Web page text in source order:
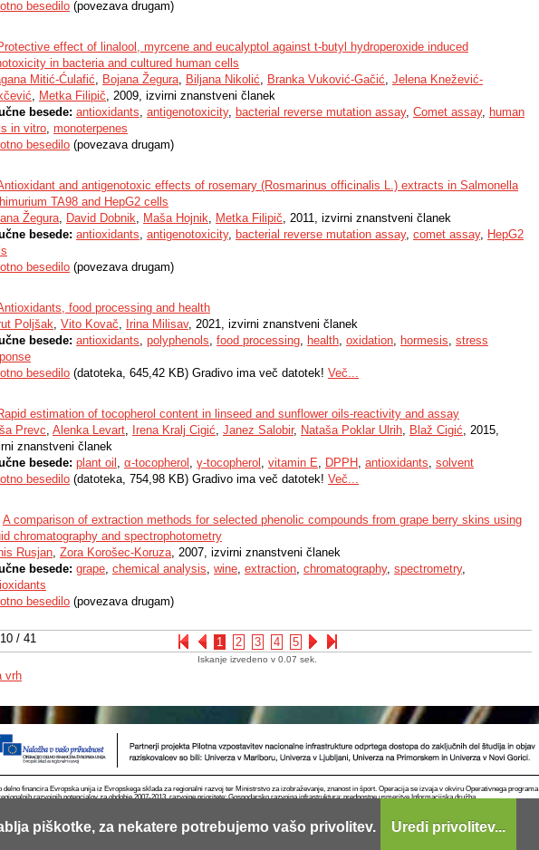
piškotke, za nekatere potrebujemo vašo privolitev. Uredi privolitev...
/ 41 1 2 3 4 5
besedilo (povezava drugam)
effect of linalool, myrcene and eucalyptol against t-butyl hydroperoxide induced
in bacteria and cultured human cells
Mitić-Ćulafić, Bojana Žegura, Biljana Nikolić, Branka Vuković-Gačić, Jelena Knežević-
, Metka Filipič, 2009, izvirni znanstveni članek
besede: antioxidants, antigenotoxicity, bacterial reverse mutation assay, Comet assay, human
in vitro, monoterpenes
besedilo (povezava drugam)
and antigenotoxic effects of rosemary (Rosmarinus officinalis L.) extracts in Salmonella
TA98 and HepG2 cells
Žegura, David Dobnik, Maša Hojnik, Metka Filipič, 2011, izvirni znanstveni članek
besede: antioxidants, antigenotoxicity, bacterial reverse mutation assay, comet assay, HepG2
besedilo (povezava drugam)
food processing and health
Poljšak, Vito Kovač, Irina Milisav, 2021, izvirni znanstveni članek
besede: antioxidants, polyphenols, food processing, health, oxidation, hormesis, stress
besedilo (datoteka, 645,42 KB) Gradivo ima več datotek! Več...
estimation of tocopherol content in linseed and sunflower oils-reactivity and assay
Prevc, Alenka Levart, Irena Kralj Cigić, Janez Salobir, Nataša Poklar Ulrih, Blaž Cigić, 2015,
znanstveni članek
besede: plant oil , α-tocopherol , γ-tocopherol , vitamin E, DPPH , antioxidants, solvent
besedilo (datoteka, 754,98 KB) Gradivo ima več datotek! Več...
A comparison of extraction methods for selected phenolic compounds from grape berry skins using
chromatography and spectrophotometry
Rusjan, Zora Korošec-Koruza, 2007, izvirni znanstveni članek
besede: grape, chemical analysis, wine, extraction, chromatography, spectrometry,
besedilo (povezava drugam)
Iskanje izvedeno v 0.07 sek.
vrh
delno financira Evropska unija iz Evropskega sklada za regionalni razvoj ter Ministrstvo za izobraževanje, znanost in šport. Operacija se izvaja v okviru Operativnega programa
razvojnih potencialov za obdobje 2007-2013, razvojne prioritete: Gospodarsko razvojna infrastruktura; prednostne usmeritve Informacijska družba.
RSS Piškotki Pogoji uporabe Mobilno